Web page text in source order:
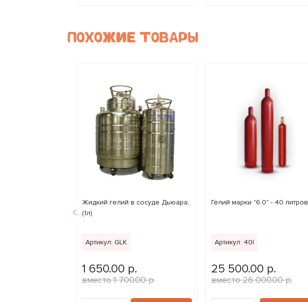
ПОХОЖИЕ ТОВАРЫ
Жидкий гелий в сосуде Дьюара,
(1л)
Артикул: GLK
1 650.00 р.
1 700.00 р.
Гелий марки "6.0" - 40 литров
Артикул: 40l
25 500.00 р.
26 000.00 р.